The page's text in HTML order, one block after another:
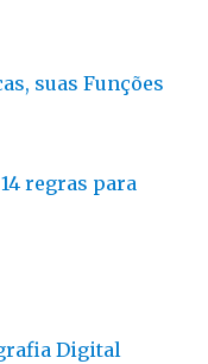
suas Funções
regras para
Digital